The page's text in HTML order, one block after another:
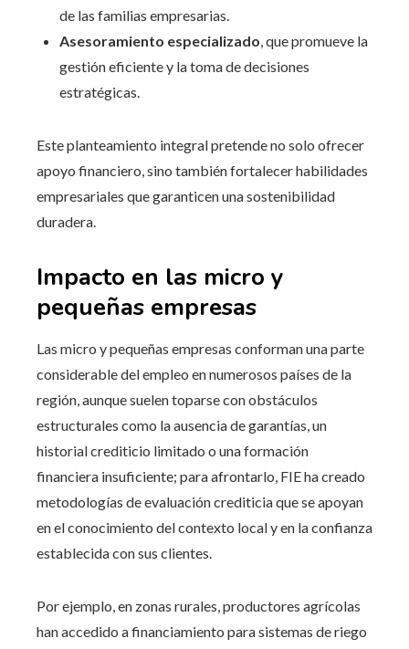
de las familias empresarias.
Asesoramiento especializado, que promueve la
gestión eficiente y la toma de decisiones
estratégicas.
Este planteamiento integral pretende no solo ofrecer
apoyo financiero, sino también fortalecer habilidades
empresariales que garanticen una sostenibilidad
duradera.
Impacto en las micro y
pequeñas empresas
Las micro y pequeñas empresas conforman una parte
considerable del empleo en numerosos países de la
región, aunque suelen toparse con obstáculos
estructurales como la ausencia de garantías, un
historial crediticio limitado o una formación
financiera insuficiente; para afrontarlo, FIE ha creado
metodologías de evaluación crediticia que se apoyan
en el conocimiento del contexto local y en la confianza
establecida con sus clientes.
Por ejemplo, en zonas rurales, productores agrícolas
han accedido a financiamiento para sistemas de riego